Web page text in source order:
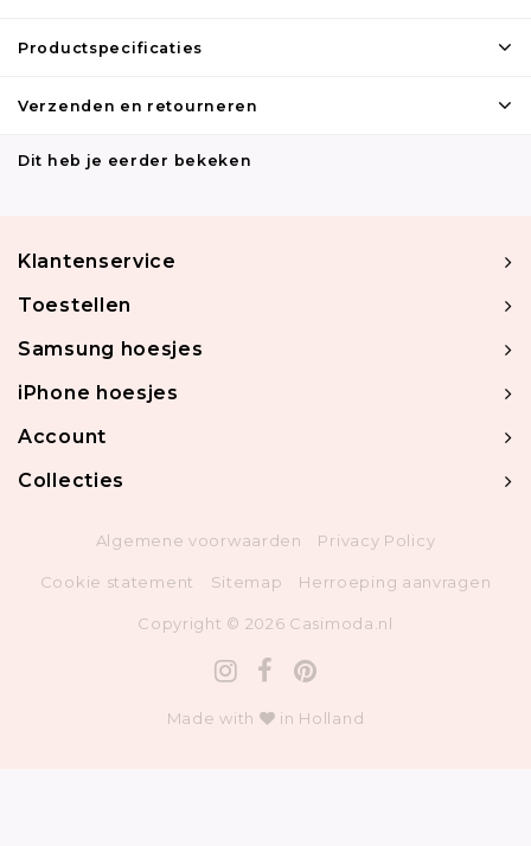
Productspecificaties
Verzenden en retourneren
Dit heb je eerder bekeken
Klantenservice
Toestellen
Samsung hoesjes
iPhone hoesjes
Account
Collecties
Algemene voorwaarden Privacy Policy
Cookie statement Sitemap Herroeping aanvragen
Copyright © 2026 Casimoda.nl
Made with in Holland